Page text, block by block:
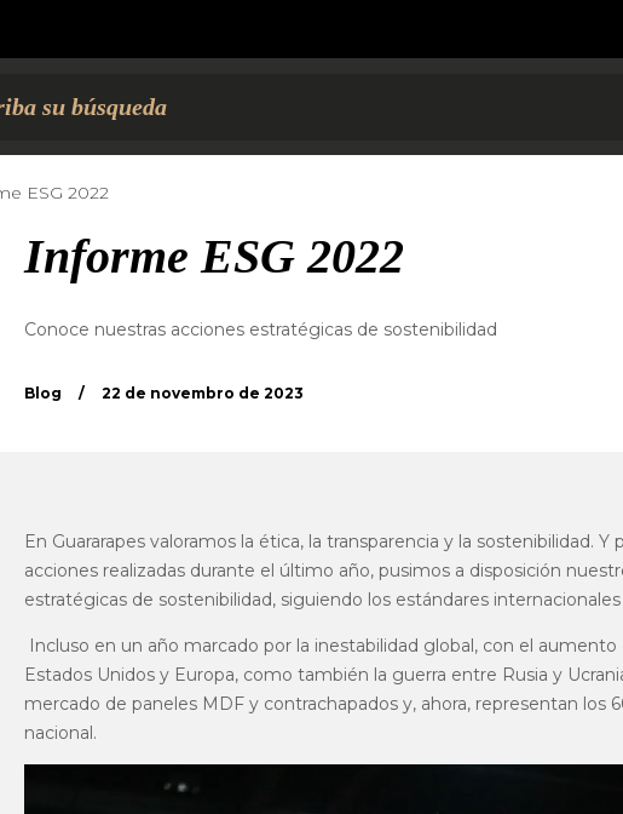
ESG 2022
Informe ESG 2022
Conoce nuestras acciones estratégicas de sostenibilidad
Blog / 22 de novembro de 2023
En Guararapes valoramos la ética, la transparencia y la sostenibilidad.
acciones realizadas durante el último año, pusimos a disposición
estratégicas de sostenibilidad, siguiendo los estándares internacionales
Incluso en un año marcado por la inestabilidad global, con el
Estados Unidos y Europa, como también la guerra entre Rusia y
mercado de paneles MDF y contrachapados y, ahora, representan los
nacional.